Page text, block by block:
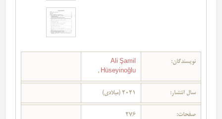
نویسندگان:
Ali Şamil
Hüseyinoğlu
,
سال انتشار: 2021 (میلادی)
صفحات: 276